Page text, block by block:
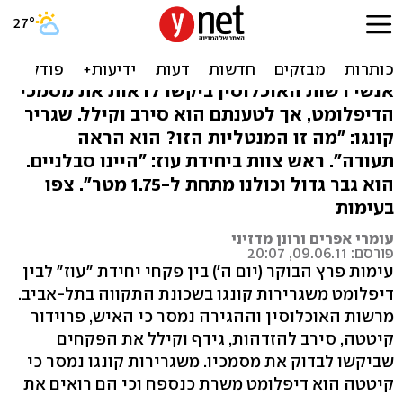
פקחי עוז התעמתו עם נספח
קונגו: "היה עצבני"
אנשי רשות האוכלוסין ביקשו לראות את מסמכי
הדיפלומט, אך לטענתם הוא סירב וקילל. שגריר
קונגו: "מה זו המנטליות הזו? הוא הראה
תעודה". ראש צוות ביחידת עוז: "היינו סבלניים.
הוא גבר גדול וכולנו מתחת ל-1.75 מטר". צפו
בעימות
עומרי אפרים ורונן מדזיני
פורסם: 09.06.11, 20:07
עימות פרץ הבוקר (יום ה') בין פקחי יחידת "עוז" לבין
דיפלומט משגרירות קונגו בשכונת התקווה בתל-אביב.
מרשות האוכלוסין וההגירה נמסר כי האיש, פרוידור
קיטטה, סירב להזדהות, גידף וקילל את הפקחים
שביקשו לבדוק את מסמכיו. משגרירות קונגו נמסר כי
קיטטה הוא דיפלומט משרת כנספח וכי הם רואים את